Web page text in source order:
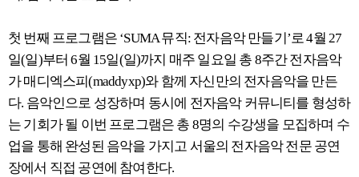
첫 번째 프로그램은 ‘SUMA 뮤직: 전자음악 만들기’로 4월 27
일(일)부터 6월 15일(일)까지 매주 일요일 총 8주간 전자음악
가 매디엑스피(maddyxp)와 함께 자신만의 전자음악을 만든
다. 음악인으로 성장하며 동시에 전자음악 커뮤니티를 형성하
는 기회가 될 이번 프로그램은 총 8명의 수강생을 모집하며 수
업을 통해 완성된 음악을 가지고 서울의 전자음악 전문 공연
장에서 직접 공연에 참여한다.